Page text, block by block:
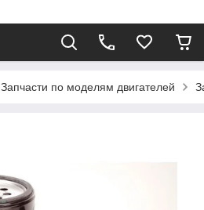
Запчасти по моделям двигателей